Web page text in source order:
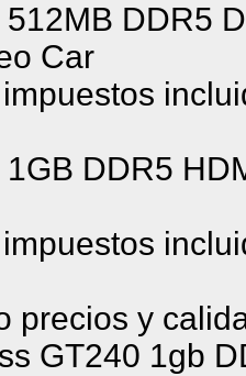
DDR5
Car
DDR5
precios y
GT240 1gb